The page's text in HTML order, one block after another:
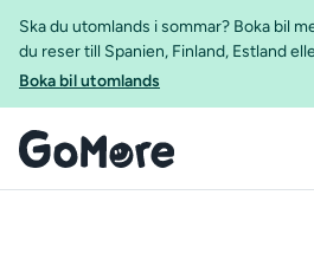
Ska du utomlands i sommar? Boka bil
du reser till Spanien, Finland, Estland
Boka bil utomlands